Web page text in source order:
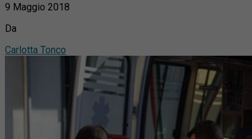
9 Maggio 2018
Da
Carlotta Tonco